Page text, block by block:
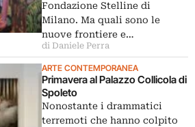
Fondazione Stelline di
Milano. Ma quali sono le
nuove frontiere e…
di Daniele Perra
ARTE CONTEMPORANEA
Primavera al Palazzo Collicola di
Spoleto
Nonostante i drammatici
terremoti che hanno colpito